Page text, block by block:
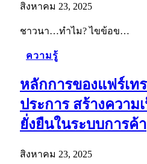
สิงหาคม 23, 2025
ชาวนา…ทำไม? ไขข้อข…
ความรู้
หลักการของแฟร์เท
ประการ สร้างความ
ยั่งยืนในระบบการค้า
สิงหาคม 23, 2025